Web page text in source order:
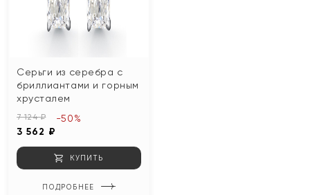
Серьги из серебра с
бриллиантами и горным
хрусталем
7 124 ₽
3 562 ₽
-50%
КУПИТЬ
ПОДРОБНЕЕ